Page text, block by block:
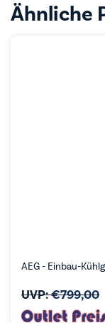
Ähnliche
AEG - Einbau-
UVP:€799,00